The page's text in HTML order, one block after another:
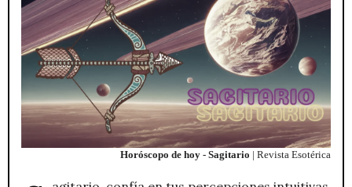
Horóscopo de hoy - Sagitario | Revista Esotérica